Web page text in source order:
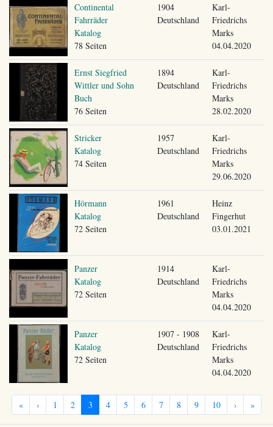
Continental
Fahrräder
Katalog
78 Seiten
1904
Deutschland
Karl-
Friedrichs
Marks
04.04.2020
Ernst Siegfried
Wittler und Sohn
Buch
76 Seiten
1894
Deutschland
Karl-
Friedrichs
Marks
28.02.2020
Stricker
Katalog
74 Seiten
1957
Deutschland
Karl-
Friedrichs
Marks
29.06.2020
Hörmann
Katalog
72 Seiten
1961
Deutschland
Heinz
Fingerhut
03.01.2021
Panzer
Katalog
72 Seiten
1914
Deutschland
Karl-
Friedrichs
Marks
04.04.2020
Panzer
Katalog
72 Seiten
1907 - 1908
Deutschland
Karl-
Friedrichs
Marks
04.04.2020
« ‹ 1 2 3 4 5 6 7 8 9 10 › »